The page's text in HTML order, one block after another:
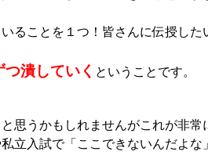
ることを１つ！皆さんに伝授した
潰していく ということです。
思うかもしれませんがこれが非常
立入試で「ここできないんだよ